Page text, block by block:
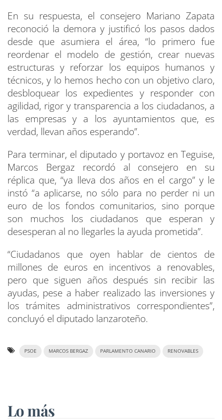
En su respuesta, el consejero Mariano Zapata
reconoció la demora y justificó los pasos dados
desde que asumiera el área, “lo primero fue
reordenar el modelo de gestión, crear nuevas
estructuras y reforzar los equipos humanos y
técnicos, y lo hemos hecho con un objetivo claro,
desbloquear los expedientes y responder con
agilidad, rigor y transparencia a los ciudadanos, a
las empresas y a los ayuntamientos que, es
verdad, llevan años esperando”.
Para terminar, el diputado y portavoz en Teguise,
Marcos Bergaz recordó al consejero en su
réplica que, “ya lleva dos años en el cargo” y le
instó “a aplicarse, no sólo para no perder ni un
euro de los fondos comunitarios, sino porque
son muchos los ciudadanos que esperan y
desesperan al no llegarles la ayuda prometida”.
“Ciudadanos que oyen hablar de cientos de
millones de euros en incentivos a renovables,
pero que siguen años después sin recibir las
ayudas, pese a haber realizado las inversiones y
los trámites administrativos correspondientes”,
concluyó el diputado lanzaroteño.
PSOE MARCOS BERGAZ PARLAMENTO CANARIO RENOVABLES
Lo más